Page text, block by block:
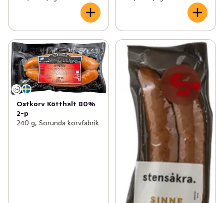
Ostkorv Kötthalt 80%
2-p
240 g, Sorunda korvfabrik